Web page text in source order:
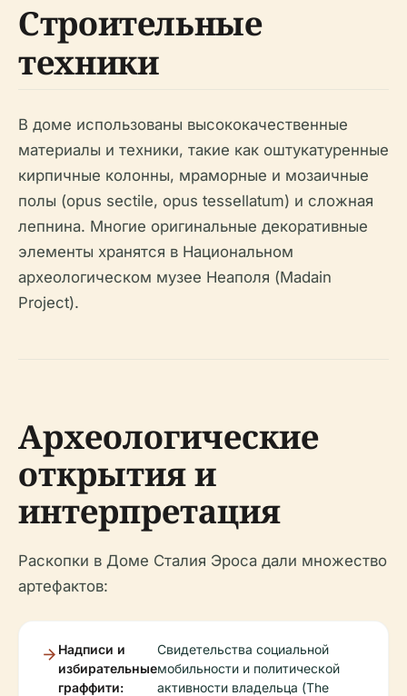
Строительные
техники
В доме использованы высококачественные
материалы и техники, такие как оштукатуренные
кирпичные колонны, мраморные и мозаичные
полы (opus sectile, opus tessellatum) и сложная
лепнина. Многие оригинальные декоративные
элементы хранятся в Национальном
археологическом музее Неаполя (Madain
Project).
Археологические
открытия и
интерпретация
Раскопки в Доме Сталия Эроса дали множество
артефактов:
Надписи и
избирательные
граффити:
Свидетельства социальной
мобильности и политической
активности владельца (The